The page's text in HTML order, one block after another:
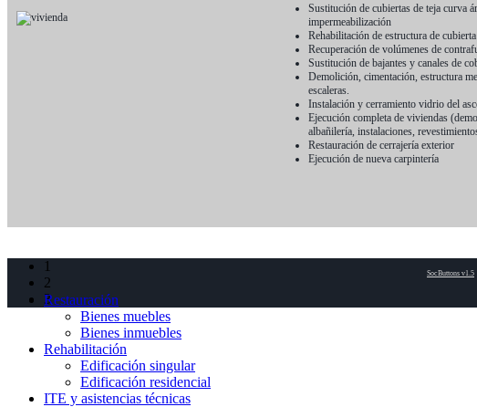
Sustitución de cubiertas de teja curva
impermeabilización
Rehabilitación de estructura de
Recuperación de volúmenes de
Sustitución de bajantes y canales de
Demolición, cimentación, estructura
escaleras.
Instalación y cerramiento vidrio del
Ejecución completa de viviendas
albañilería, instalaciones,
Restauración de cerrajería exterior
Ejecución de nueva carpintería
Sustitución elementos estructurales de
Tratamiento antixilófagos en madera y
Ejecución de cubiertas de teja cerámica.
Reposición de columnas de piedra
Reposición forjados, cosidos
Instalación evacuación aguas,
Restauración de barandillas.
Revestimientos de paramentos
Decapado madera con chorreado,
1
2
3
SocButtons v1.5
Restauración
Bienes muebles
Bienes inmuebles
Rehabilitación
Edificación singular
Edificación residencial
ITE y asistencias técnicas